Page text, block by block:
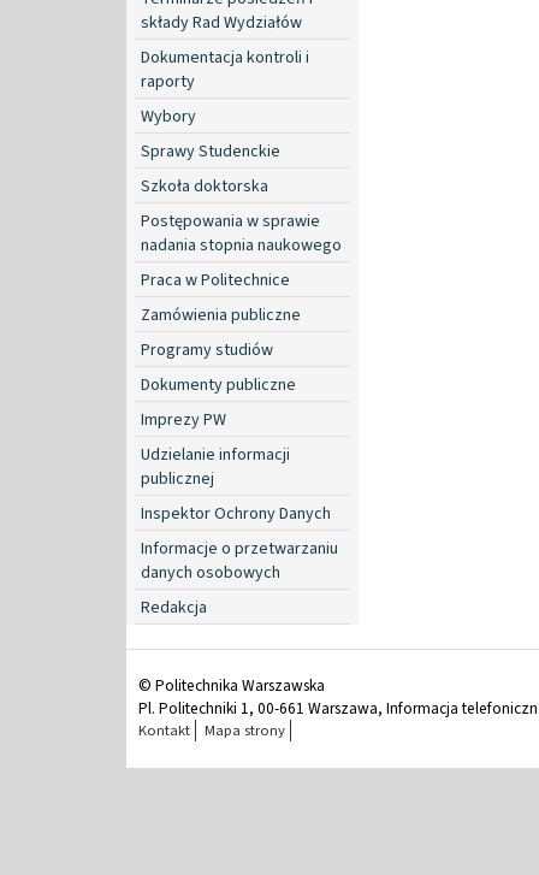
składy Rad Wydziałów
Dokumentacja kontroli i
raporty
Wybory
Sprawy Studenckie
Szkoła doktorska
Postępowania w sprawie
nadania stopnia naukowego
Praca w Politechnice
Zamówienia publiczne
Programy studiów
Dokumenty publiczne
Imprezy PW
Udzielanie informacji
publicznej
Inspektor Ochrony Danych
Informacje o przetwarzaniu
danych osobowych
Redakcja
© Politechnika Warszawska
Pl. Politechniki 1, 00-661 Warszawa, Informacja
Kontakt Mapa strony